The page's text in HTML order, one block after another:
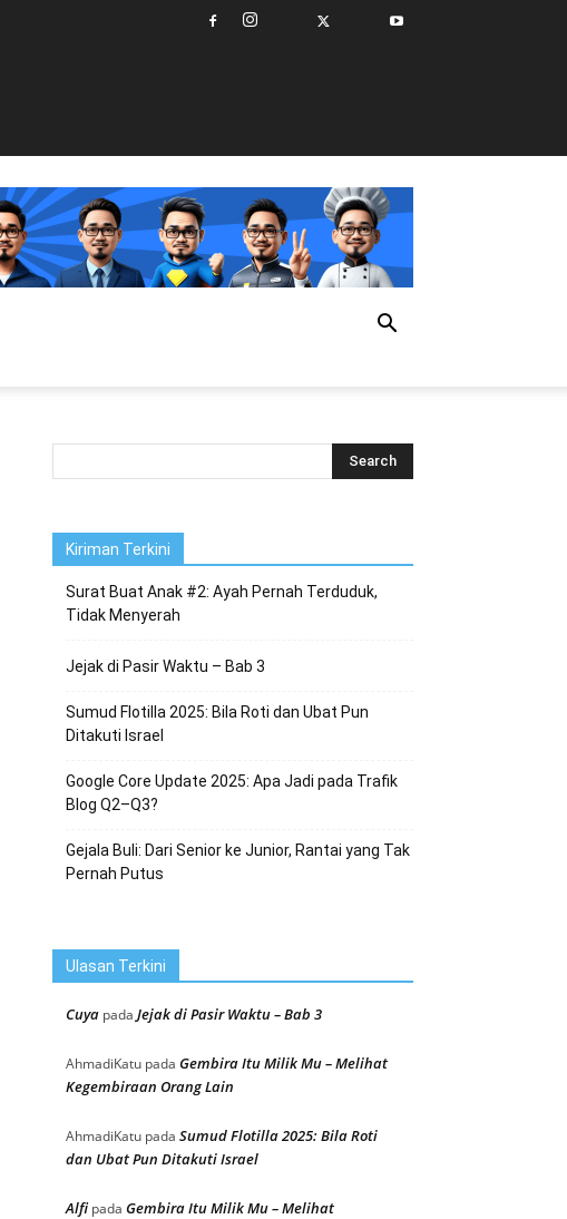
Kiriman Terkini
Surat Buat Anak #2: Ayah Pernah Terduduk,
Tidak Menyerah
Jejak di Pasir Waktu – Bab 3
Sumud Flotilla 2025: Bila Roti dan Ubat Pun
Ditakuti Israel
Google Core Update 2025: Apa Jadi pada Trafik
Blog Q2–Q3?
Gejala Buli: Dari Senior ke Junior, Rantai yang Tak
Pernah Putus
Ulasan Terkini
Cuya pada Jejak di Pasir Waktu – Bab 3
AhmadiKatu pada Gembira Itu Milik Mu – Melihat
Kegembiraan Orang Lain
AhmadiKatu pada Sumud Flotilla 2025: Bila Roti
dan Ubat Pun Ditakuti Israel
Alfi pada Gembira Itu Milik Mu – Melihat